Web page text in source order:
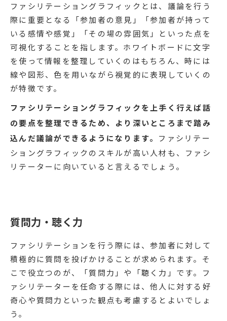
ファシリテーショングラフィックとは、議論を行う
際に重要となる「参加者の意見」「参加者が持って
いる感情や感覚」「その場の雰囲気」といった点を
可視化することを指します。ホワイトボードに文字
を使って情報を整理していくのはもちろん、時には
線や図形、色を用いながら視覚的に表現していくの
が特徴です。
ファシリテーショングラフィックを上手く行えば話
の要点を整理できるため、より深いところまで踏み
込んだ議論ができるようになります。 ファシリテー
ショングラフィックのスキルが高い人材も、ファシ
リテーターに向いていると言えるでしょう。
質問力・聴く力
ファシリテーションを行う際には、参加者に対して
積極的に質問を投げかけることが求められます。そ
こで役立つのが、「質問力」や「聴く力」です。フ
ァシリテーターを任命する際には、他人に対する好
奇心や質問力といった観点も考慮するとよいでしょ
う。